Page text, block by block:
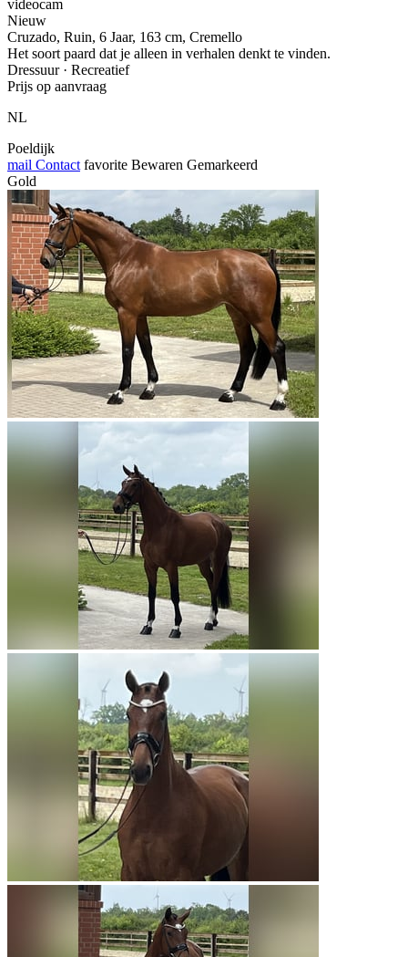
videocam
Nieuw
Cruzado, Ruin, 6 Jaar, 163 cm, Cremello
Het soort paard dat je alleen in verhalen denkt te vinden.
Dressuur · Recreatief
Prijs op aanvraag
NL
Poeldijk
mail Contact favorite Bewaren Gemarkeerd
Gold